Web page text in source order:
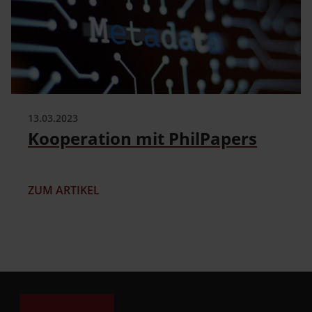
13.03.2023
Kooperation mit PhilPapers
ZUM ARTIKEL